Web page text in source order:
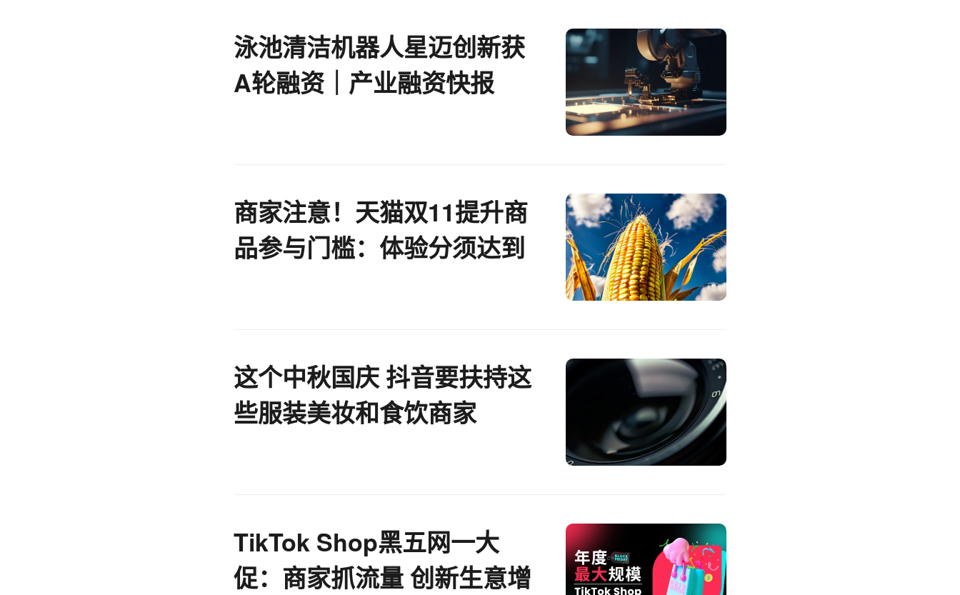
泳池清洁机器人星迈创新获
A轮融资｜产业融资快报
商家注意！天猫双11提升商
品参与门槛：体验分须达到
这个中秋国庆 抖音要扶持这
些服装美妆和食饮商家
TikTok Shop黑五网一大
促：商家抓流量 创新生意增